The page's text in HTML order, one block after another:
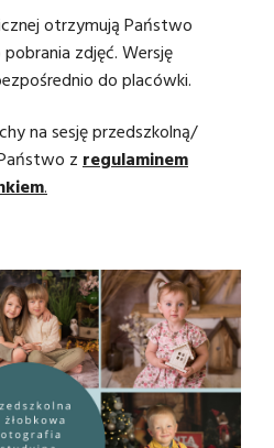
otrzymują Państwo
zdjęć. Wersję
do placówki.
na sesję przedszkolną/
zregulaminem
.